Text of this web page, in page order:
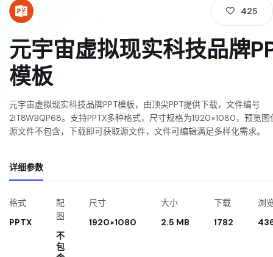
425
元宇宙虚拟现实科技品牌
模板
元宇宙虚拟现实科技品牌PPT模板，由顶尖PPT提供下载，文件编号
2IT8WBQP68。支持PPTX多种格式，尺寸规格为1920×1080，预览图
源文件不包含，下载即可获取源文件，文件可编辑满足多样化需求。
详细参数
格式
PPTX
配
图
不
包
尺寸
1920×1080
大小
2.5 MB
下载
1782
浏